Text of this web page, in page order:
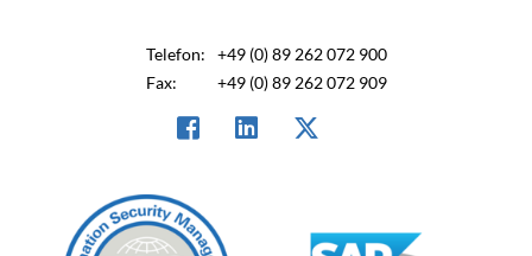
Telefon:
+49 (0) 89 262 072 900
Fax:
+49 (0) 89 262 072 909